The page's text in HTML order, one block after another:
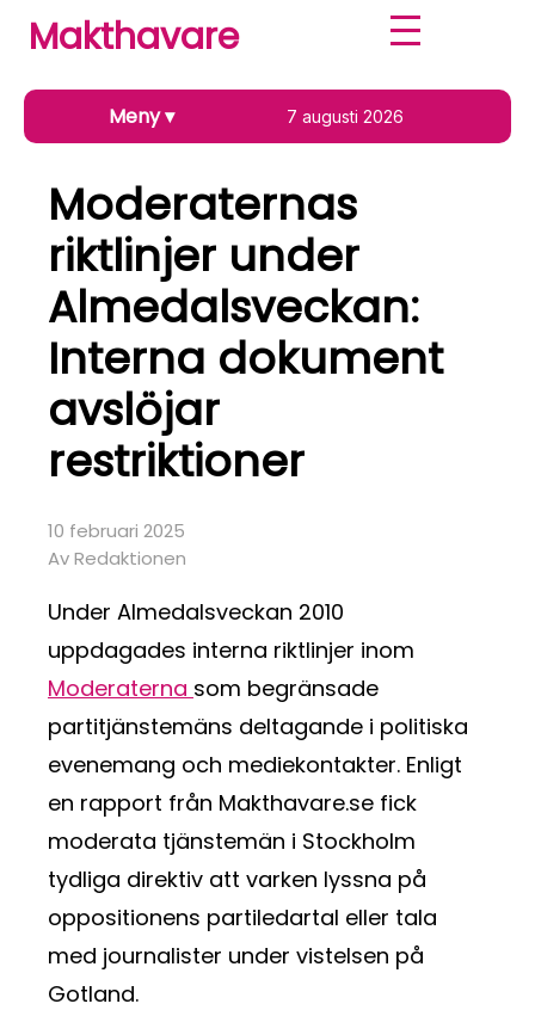
Makthavare
Meny▾ 7 augusti 2026
Moderaternas
riktlinjer under
Almedalsveckan:
Interna dokument
avslöjar
restriktioner
10 februari 2025
Av Redaktionen
Under Almedalsveckan 2010
uppdagades interna riktlinjer inom
Moderaterna som begränsade
partitjänstemäns deltagande i politiska
evenemang och mediekontakter. Enligt
en rapport från Makthavare.se fick
moderata tjänstemän i Stockholm
tydliga direktiv att varken lyssna på
oppositionens partiledartal eller tala
med journalister under vistelsen på
Gotland.